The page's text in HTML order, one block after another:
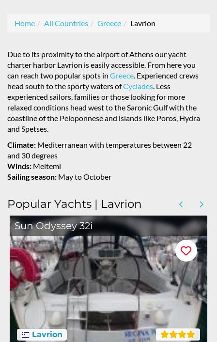
Home All Countries Greece Lavrion
Due to its proximity to the airport of Athens our yacht
charter harbor Lavrion is easily accessible. From here you
can reach two popular spots in Greece. Experienced crews
head south to the sporty waters ofCyclades. Less
experienced sailors, families or those looking for more
relaxed conditions head west to the Saronic Gulf with the
coastline of the Peloponnese and islands like Poros, Hydra
and Spetses.
Climate: Mediterranean with temperatures between 22
and 30 degrees
Winds: Meltemi
Sailing season: May to October
Popular Yachts | Lavrion
Sun Odyssey 32i
Lavrion